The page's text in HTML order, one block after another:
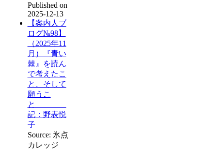
Published on
2025-12-13
【案内人ブ
ログ№98】
（2025年11
月）『青い
棘』を読ん
で考えたこ
と、そして
願うこ
と
記：野表悦
子
Source: 氷点
カレッジ